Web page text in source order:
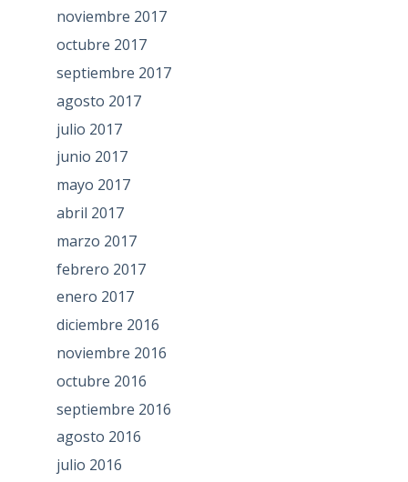
noviembre 2017
octubre 2017
septiembre 2017
agosto 2017
julio 2017
junio 2017
mayo 2017
abril 2017
marzo 2017
febrero 2017
enero 2017
diciembre 2016
noviembre 2016
octubre 2016
septiembre 2016
agosto 2016
julio 2016